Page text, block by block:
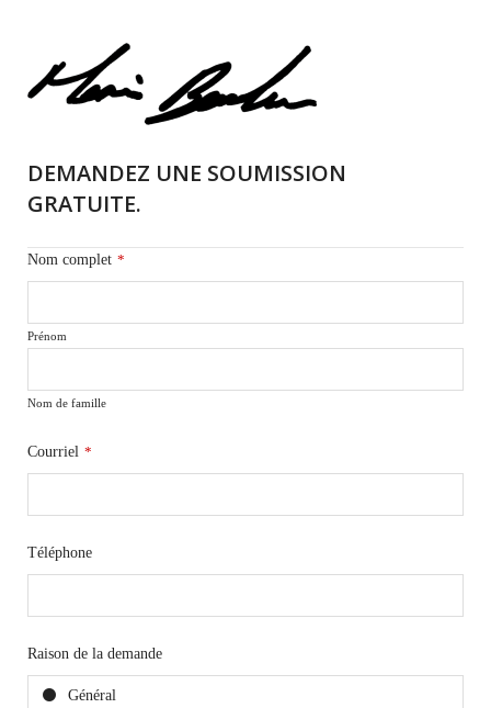
DEMANDEZ UNE SOUMISSION
GRATUITE.
Nom complet *
Prénom
Nom de famille
Courriel *
Téléphone
Raison de la demande
Général